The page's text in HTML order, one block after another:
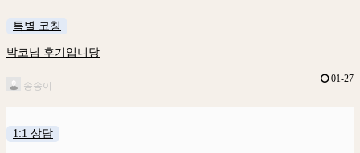
특별 코칭
박코님 후기입니당
송송이
01-27
1:1 상담